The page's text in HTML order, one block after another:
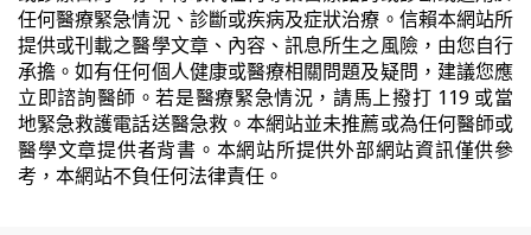
任何醫療緊急情況、診斷或疾病及症狀治療。信賴本網站所
提供或刊載之醫學文章、內容、訊息所生之風險，由您自行
承擔。如有任何個人健康或醫療相關問題及疑問，建議您應
立即諮詢醫師。若是醫療緊急情況，請馬上撥打 119 或當
地緊急救護電話送醫急救。本網站並未推薦或為任何醫師或
醫學文章提供者背書。本網站所提供外部網站資訊僅供參
考，本網站不負任何法律責任。